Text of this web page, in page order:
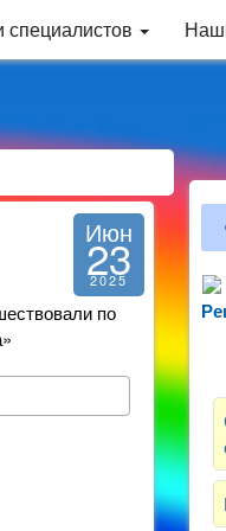
Июн
23
2025
по